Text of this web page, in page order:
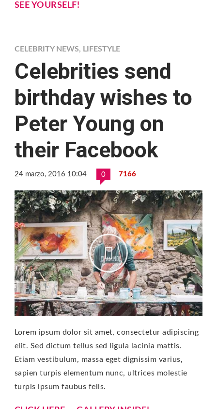
SEE YOURSELF!
CELEBRITY NEWS, LIFESTYLE
Celebrities send
birthday wishes to
Peter Young on
their Facebook
24 marzo, 2016 10:04 0 7166
Lorem ipsum dolor sit amet, consectetur adipiscing
elit. Sed dictum tellus sed ligula lacinia mattis.
Etiam vestibulum, massa eget dignissim varius,
sapien turpis elementum nunc, ultrices molestie
turpis ipsum faubus felis.